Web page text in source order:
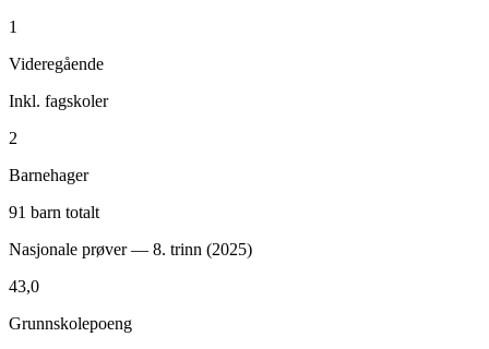
1
Videregående
Inkl. fagskoler
2
Barnehager
91 barn totalt
Nasjonale prøver — 8. trinn (2025)
43,0
Grunnskolepoeng